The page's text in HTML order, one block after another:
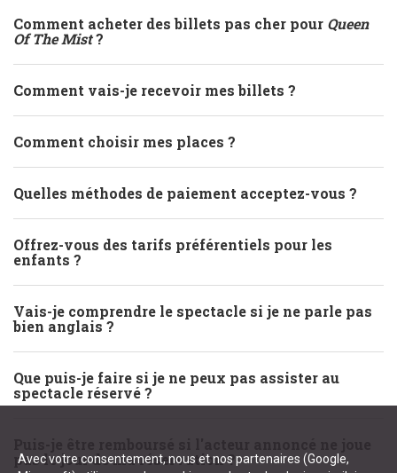
Comment acheter des billets pas cher pour Queen
Of The Mist?
Comment vais-je recevoir mes billets ?
Comment choisir mes places ?
Quelles méthodes de paiement acceptez-vous ?
Offrez-vous des tarifs préférentiels pour les
enfants ?
Vais-je comprendre le spectacle si je ne parle pas
bien anglais ?
Que puis-je faire si je ne peux pas assister au
spectacle réservé ?
pas le jour de ma réservation ?
Avec votre consentement, nous et nos partenaires (Google,